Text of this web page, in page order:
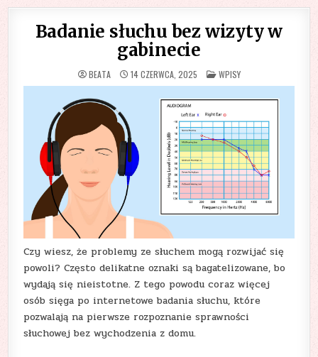
Badanie słuchu bez wizyty w
gabinecie
BEATA 14 CZERWCA, 2025 POSTED
IN
WPISY
Czy wiesz, że problemy ze słuchem mogą rozwijać się
powoli? Często delikatne oznaki są bagatelizowane, bo
wydają się nieistotne. Z tego powodu coraz więcej
osób sięga po internetowe badania słuchu, które
pozwalają na pierwsze rozpoznanie sprawności
słuchowej bez wychodzenia z domu.